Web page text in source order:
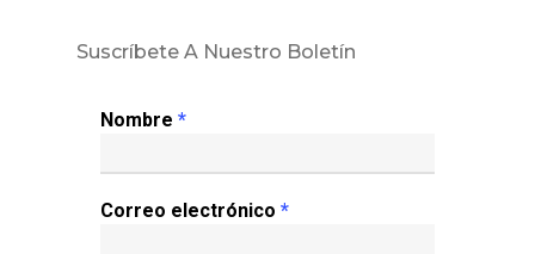
Suscríbete A Nuestro Boletín
Nombre *
Correo electrónico *